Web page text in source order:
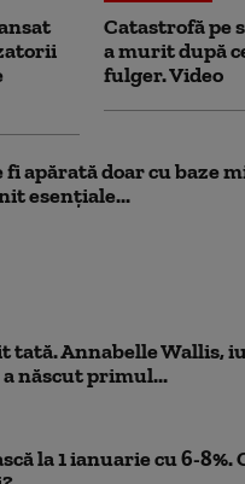
Catastrofă pe
a murit după
fulger. Video
fi apărată doar cu baze
esențiale...
tată. Annabelle Wallis,
născut primul...
la 1 ianuarie cu 6-8%.